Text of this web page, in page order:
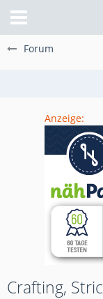
Forum
Anzeige:
Crafting,